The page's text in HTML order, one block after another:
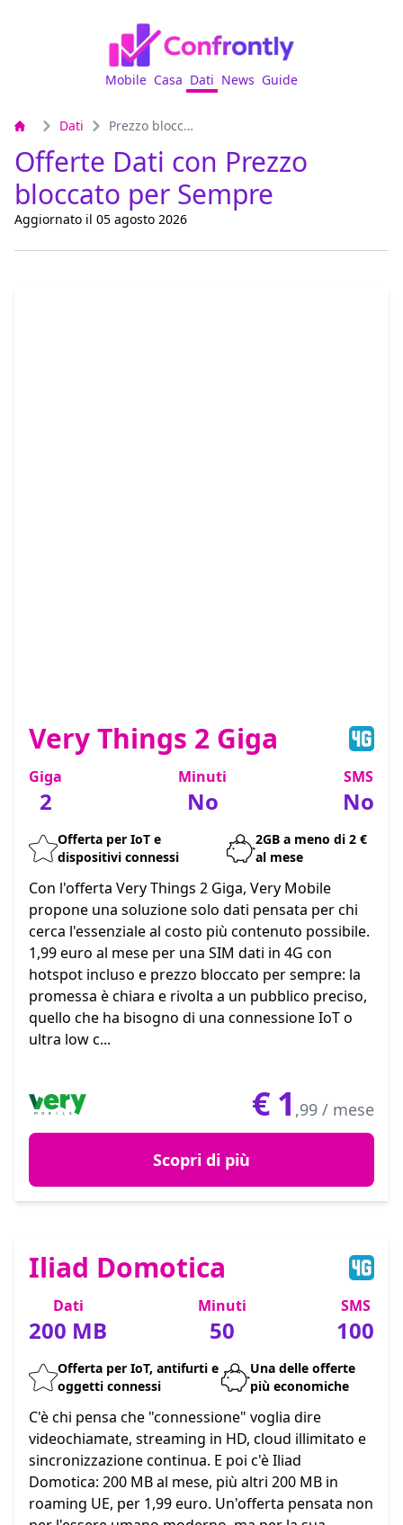
Mobile Casa Dati News Guide
Dati Prezzo bloccato per Sempre
Offerte Dati con Prezzo
bloccato per Sempre
Aggiornato il 05 agosto 2026
Very Things 2 Giga
Giga
2
Minuti
No
SMS
No
Offerta per IoT e
dispositivi connessi
2GB a meno di 2 €
al mese
Con l'offerta Very Things 2 Giga, Very Mobile
propone una soluzione solo dati pensata per chi
cerca l'essenziale al costo più contenuto possibile.
1,99 euro al mese per una SIM dati in 4G con
hotspot incluso e prezzo bloccato per sempre: la
promessa è chiara e rivolta a un pubblico preciso,
quello che ha bisogno di una connessione IoT o
ultra low c...
€1 ,99 / mese
Scopri di più
Iliad Domotica
Dati
200 MB
Minuti
50
SMS
100
Offerta per IoT, antifurti e
oggetti connessi
Una delle offerte
più economiche
C'è chi pensa che "connessione" voglia dire
videochiamate, streaming in HD, cloud illimitato e
sincronizzazione continua. E poi c'è Iliad
Domotica: 200 MB al mese, più altri 200 MB in
roaming UE, per 1,99 euro. Un'offerta pensata non